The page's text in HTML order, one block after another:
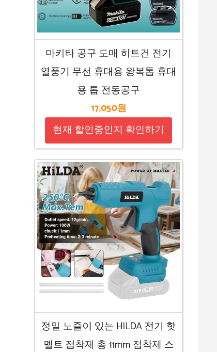
마키타 공구 도매 히트건 전기
열풍기 무선 휴대용 왕복톱 휴대
용 톱 전동공구
17,050원
현재 할인중인지 확인하기
정밀 노즐이 있는 HILDA 전기 핫
멜트 접착제 총 11mm 접착제 스